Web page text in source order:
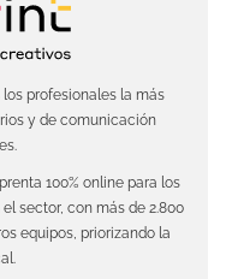
profesionales la más
y de comunicación
100% online para los
sector, con más de 2.800
equipos, priorizando la